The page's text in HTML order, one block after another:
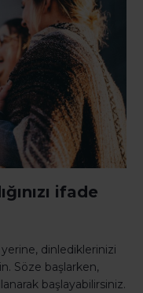
ifade
dinlediklerinizi
Söze başlarken,
başlayabilirsiniz.